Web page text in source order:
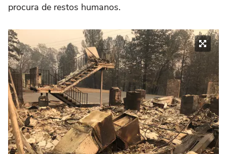
procura de restos humanos.